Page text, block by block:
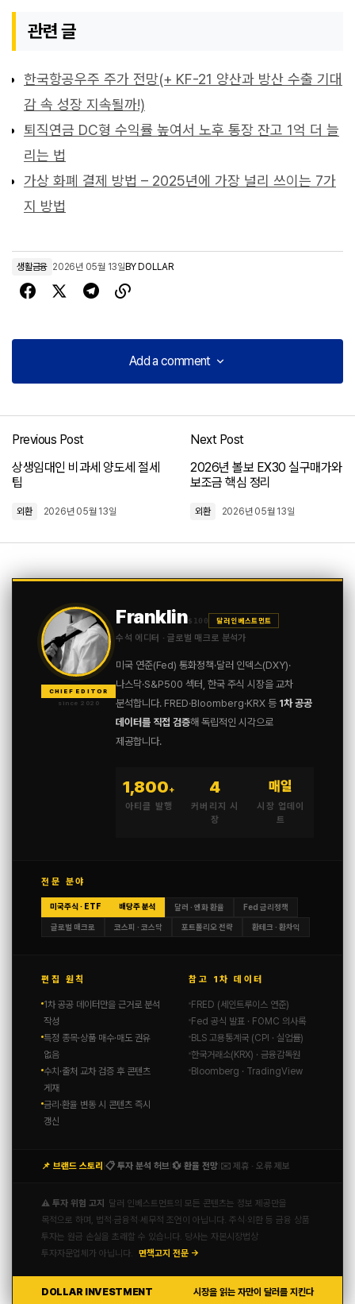
관련 글
한국항공우주 주가 전망(+ KF-21 양산과 방산 수출 기대
감 속 성장 지속될까!)
퇴직연금 DC형 수익률 높여서 노후 통장 잔고 1억 더 늘
리는 법
가상 화폐 결제 방법 – 2025년에 가장 널리 쓰이는 7가
지 방법
생활금융 2026년 05월 13일 BY DOLLAR
Add a comment
Add a comment
Previous Post
상생임대인 비과세 양도세 절세
팁
외환 2026년 05월 13일
Next Post
2026년 볼보 EX30 실구매가와
보조금 핵심 정리
외환 2026년 05월 13일
CHIEF EDITOR
since 2020
Franklin$100 달러 인베스트먼트
수석 에디터 · 글로벌 매크로 분석가
미국 연준(Fed) 통화정책·달러 인덱스(DXY)·
나스닥·S&P500 섹터, 한국 주식 시장을 교차
분석합니다. FRED·Bloomberg·KRX 등 1차 공공
데이터를 직접 검증해 독립적인 시각으로
제공합니다.
1,800+
아티클 발행
4
커버리지 시
장
매일
시장 업데이
트
전문 분야
미국주식 · ETF 배당주 분석 달러 · 엔화 환율 Fed 금리정책
글로벌 매크로 코스피 · 코스닥 포트폴리오 전략 환테크 · 환차익
편집 원칙
1차 공공 데이터만을 근거로 분석
작성
특정 종목·상품 매수·매도 권유
없음
수치·출처 교차 검증 후 콘텐츠
게재
금리·환율 변동 시 콘텐츠 즉시
갱신
참고 1차 데이터
FRED (세인트루이스 연준)
Fed 공식 발표 · FOMC 의사록
BLS 고용통계국 (CPI · 실업률)
한국거래소(KRX) · 금융감독원
Bloomberg · TradingView
📌 브랜드 스토리 📋 투자 분석 허브 💱 환율 전망 ✉️ 제휴 · 오류 제보
⚠️ 투자 위험 고지
달러 인베스트먼트의 모든 콘텐츠는 정보 제공만을
목적으로 하며, 법적·금융적·세무적 조언이 아닙니다. 주식·외환 등 금융 상품
투자는 원금 손실을 초래할 수 있습니다. 당사는 자본시장법상
투자자문업체가 아닙니다. 면책고지 전문 →
DOLLAR INVESTMENT 시장을 읽는 자만이 달러를 지킨다